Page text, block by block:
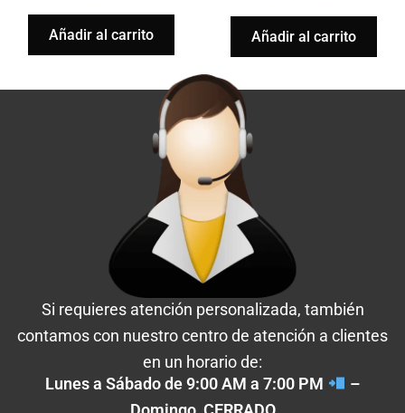
Añadir al carrito Añadir al carrito
Si requieres atención personalizada, también
contamos con nuestro centro de atención a clientes
en un horario de:
Lunes a Sábado de 9:00 AM a 7:00 PM
–